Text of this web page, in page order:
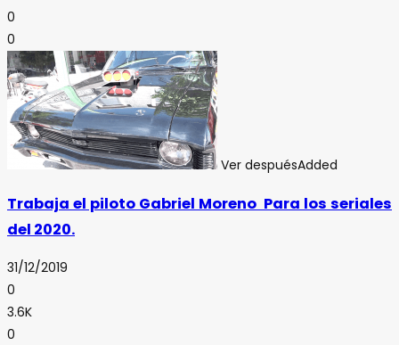
0
0
Ver despuésAdded
Trabaja el piloto Gabriel Moreno Para los seriales
del 2020.
31/12/2019
0
3.6K
0